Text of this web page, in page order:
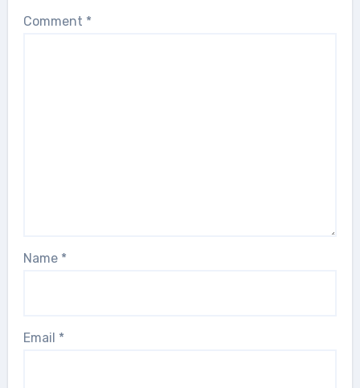
Comment *
Name *
Email *